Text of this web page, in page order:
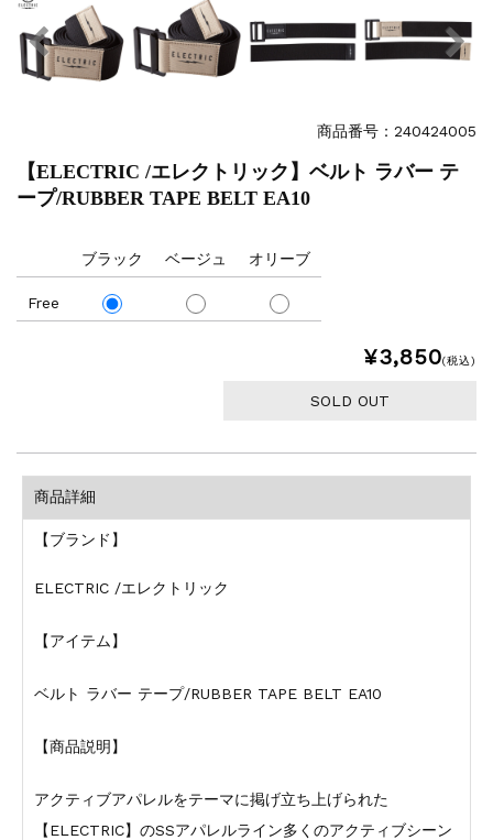
商品番号：240424005
【ELECTRIC /エレクトリック】ベルト ラバー テ
ープ/RUBBER TAPE BELT EA10
Free
ブラック ベージュ オリーブ
¥3,850(税込)
SOLD OUT
商品詳細
【ブランド】
ELECTRIC /エレクトリック
【アイテム】
ベルト ラバー テープ/RUBBER TAPE BELT EA10
【商品説明】
アクティブアパレルをテーマに掲げ立ち上げられた
【ELECTRIC】のSSアパレルライン多くのアクティブシーン